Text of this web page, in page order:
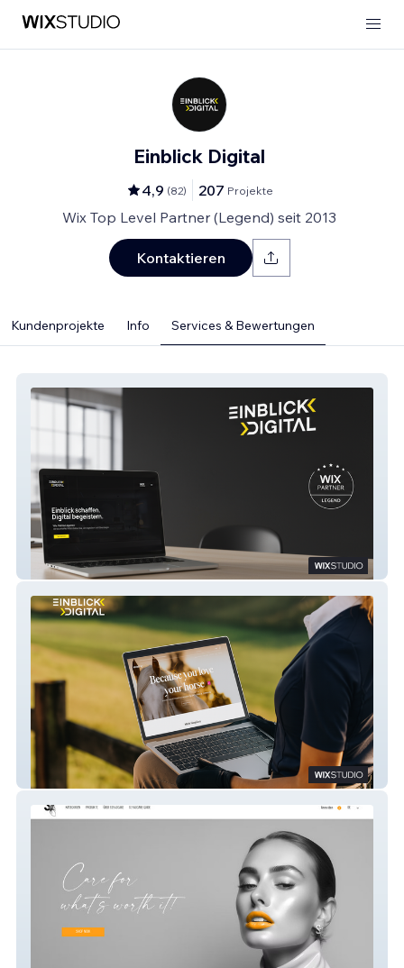
Einblick Digital
4,9 (82) 207 Projekte
Wix Top Level Partner (Legend) seit 2013
Kontaktieren
Kundenprojekte Info Services & Bewertungen
Einblick Digital
Kikolily | Online Shop